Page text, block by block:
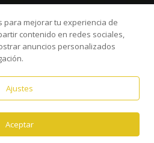
Workout All rights
POLÍTICA DE PRIVACIDAD
para mejorar tu experiencia de
contenido en redes sociales,
anuncios personalizados
Ajustes
Aceptar